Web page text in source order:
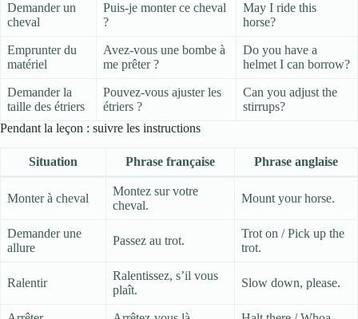
Demander un
cheval
Puis-je monter ce cheval
?
May I ride this
horse?
Emprunter du
matériel
Avez-vous une bombe à
me prêter ?
Do you have a
helmet I can borrow?
Demander la
taille des étriers
Pouvez-vous ajuster les
étriers ?
Can you adjust the
stirrups?
Pendant la leçon : suivre les instructions
Situation Phrase française Phrase anglaise
Monter à cheval
Montez sur votre
cheval.
Mount your horse.
Demander une
allure
Passez au trot.
Trot on / Pick up the
trot.
Ralentir
Ralentissez, s’il vous
plaît.
Slow down, please.